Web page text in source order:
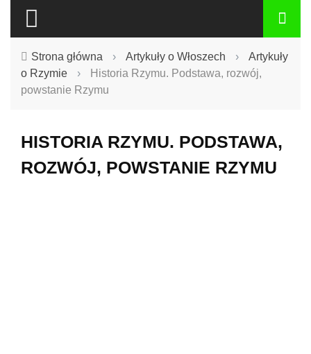
Strona główna › Artykuły o Włoszech ›
Artykuły
o Rzymie
›
Historia Rzymu. Podstawa, rozwój,
powstanie Rzymu
HISTORIA RZYMU. PODSTAWA,
ROZWÓJ, POWSTANIE RZYMU